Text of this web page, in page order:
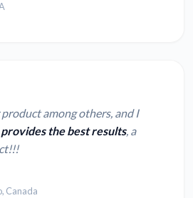
among others, and I
the best results, a
Canada